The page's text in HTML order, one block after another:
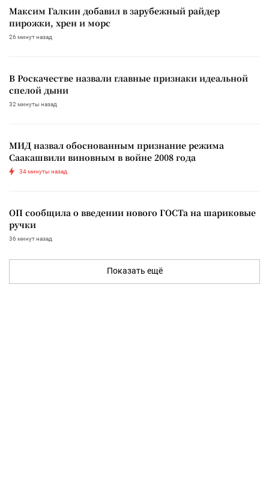
Максим Галкин добавил в зарубежный райдер
пирожки, хрен и морс
26 минут назад
В Роскачестве назвали главные признаки идеальной
спелой дыни
32 минуты назад
МИД назвал обоснованным признание режима
Саакашвили виновным в войне 2008 года
34 минуты назад
ОП сообщила о введении нового ГОСТа на шариковые
ручки
36 минут назад
Показать ещё